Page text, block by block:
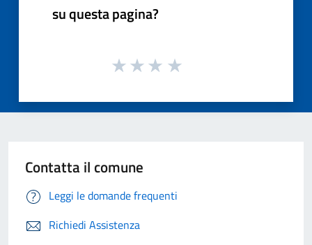
su questa pagina?
Contatta il comune
Leggi le domande frequenti
Richiedi Assistenza